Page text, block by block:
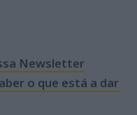
Newsletter
o que está a dar